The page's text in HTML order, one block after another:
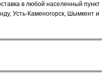
в любой населенный пункт
Усть-Каменогорск, Шымкент и